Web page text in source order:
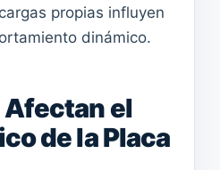
propias influyen
dinámico.
Afectan el
de la Placa